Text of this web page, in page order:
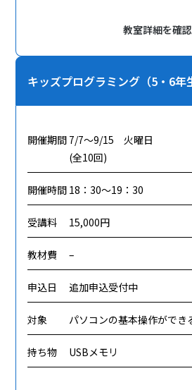
教室詳細を確認
キッズプログラミング（5・6年
開催期間 7/7～9/15 火曜日
(全10回)
開催時間 18：30～19：30
受講料 15,000円
教材費 –
申込日 追加申込受付中
対象 パソコンの基本操作ができ
持ち物 USBメモリ